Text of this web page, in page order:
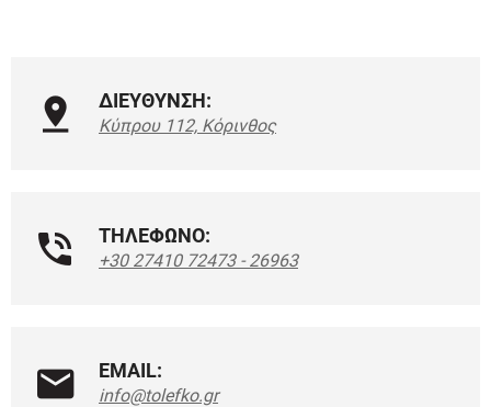
ΔΙΕΥΘΥΝΣΗ:
Κύπρου 112, Κόρινθος
ΤΗΛΕΦΩΝΟ:
+30 27410 72473 - 26963
EMAIL:
info@tolefko.gr